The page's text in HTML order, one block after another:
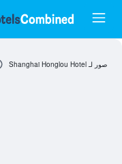
صور لـ Shanghai Honglou Hotel